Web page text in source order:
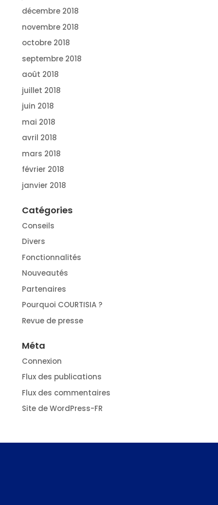
décembre 2018
novembre 2018
octobre 2018
septembre 2018
août 2018
juillet 2018
juin 2018
mai 2018
avril 2018
mars 2018
février 2018
janvier 2018
Catégories
Conseils
Divers
Fonctionnalités
Nouveautés
Partenaires
Pourquoi COURTISIA ?
Revue de presse
Méta
Connexion
Flux des publications
Flux des commentaires
Site de WordPress-FR